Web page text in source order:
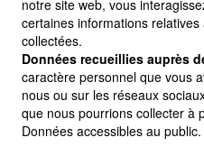
notre site web, vous
certaines informations
collectées.
Données recueillies auprès
caractère personnel que vous
nous ou sur les réseaux
que nous pourrions collecter à
Données accessibles au public.